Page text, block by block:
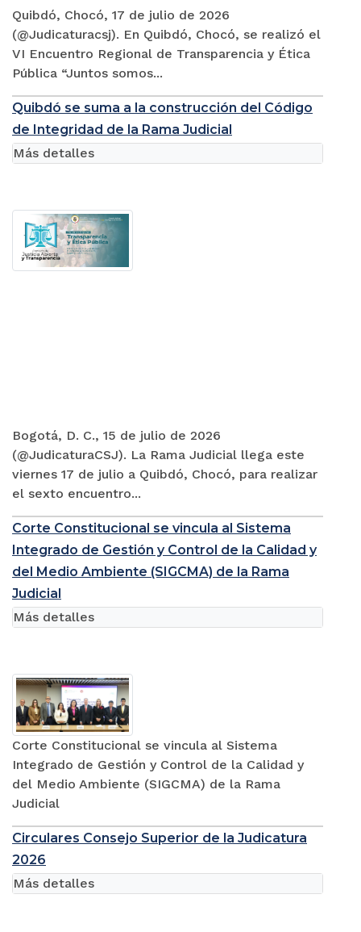
Quibdó, Chocó, 17 de julio de 2026
(@Judicaturacsj). En Quibdó, Chocó, se realizó el
VI Encuentro Regional de Transparencia y Ética
Pública “Juntos somos...
Quibdó se suma a la construcción del Código
de Integridad de la Rama Judicial
Bogotá, D. C., 15 de julio de 2026
(@JudicaturaCSJ). La Rama Judicial llega este
viernes 17 de julio a Quibdó, Chocó, para realizar
el sexto encuentro...
Más detalles
Corte Constitucional se vincula al Sistema
Integrado de Gestión y Control de la Calidad y
del Medio Ambiente (SIGCMA) de la Rama
Judicial
Corte Constitucional se vincula al Sistema
Integrado de Gestión y Control de la Calidad y
del Medio Ambiente (SIGCMA) de la Rama
Judicial
Más detalles
Circulares Consejo Superior de la Judicatura
2026
Más detalles